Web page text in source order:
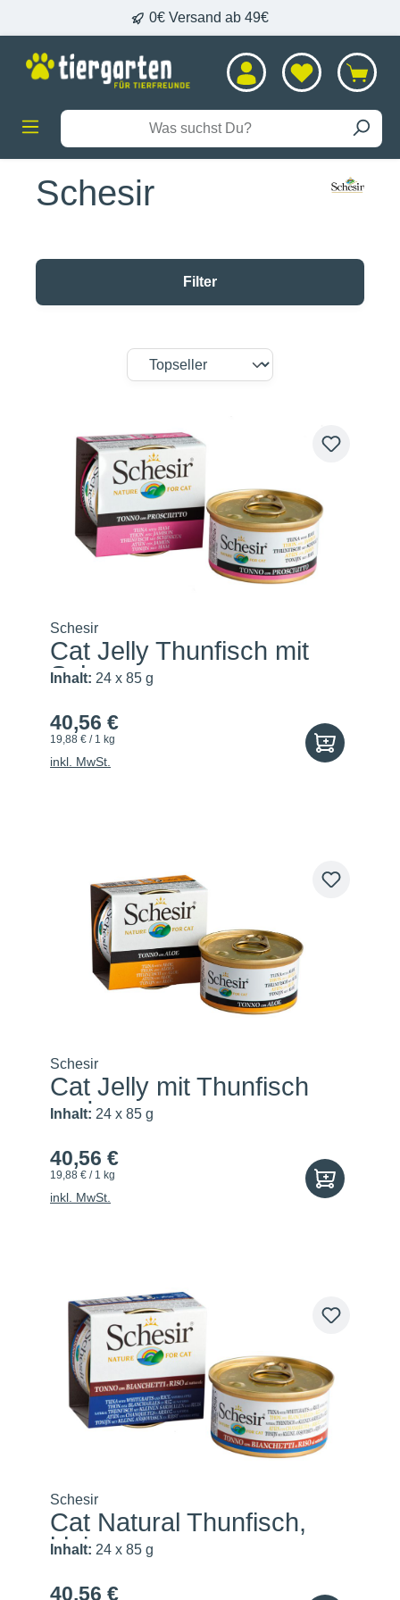
0€ Versand ab 49€
Schesir
Filter
Schesir
Cat Jelly Thunfisch mit
Sch...
Inhalt: 24 x 85 g
40,56 €
19,88 € / 1 kg
inkl. MwSt.
Schesir
Cat Jelly mit Thunfisch
und...
Inhalt: 24 x 85 g
40,56 €
19,88 € / 1 kg
inkl. MwSt.
Schesir
Cat Natural Thunfisch,
klei...
Inhalt: 24 x 85 g
40,56 €